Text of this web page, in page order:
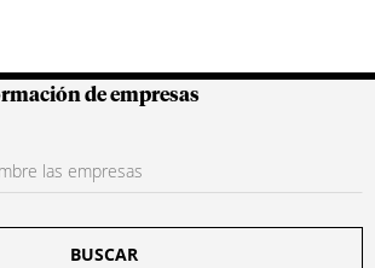
Colombianas
de empresas
BUSCAR